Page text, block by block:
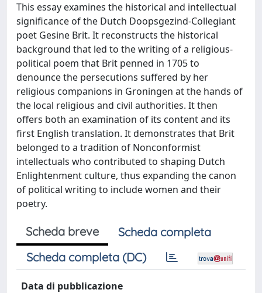
This essay examines the historical and intellectual
significance of the Dutch Doopsgezind-Collegiant
poet Gesine Brit. It reconstructs the historical
background that led to the writing of a religious-
political poem that Brit penned in 1705 to
denounce the persecutions suffered by her
religious companions in Groningen at the hands of
the local religious and civil authorities. It then
offers both an examination of its content and its
first English translation. It demonstrates that Brit
belonged to a tradition of Nonconformist
intellectuals who contributed to shaping Dutch
Enlightenment culture, thus expanding the canon
of political writing to include women and their
poetry.
Scheda breve
Scheda completa
Scheda completa (DC)
Data di pubblicazione